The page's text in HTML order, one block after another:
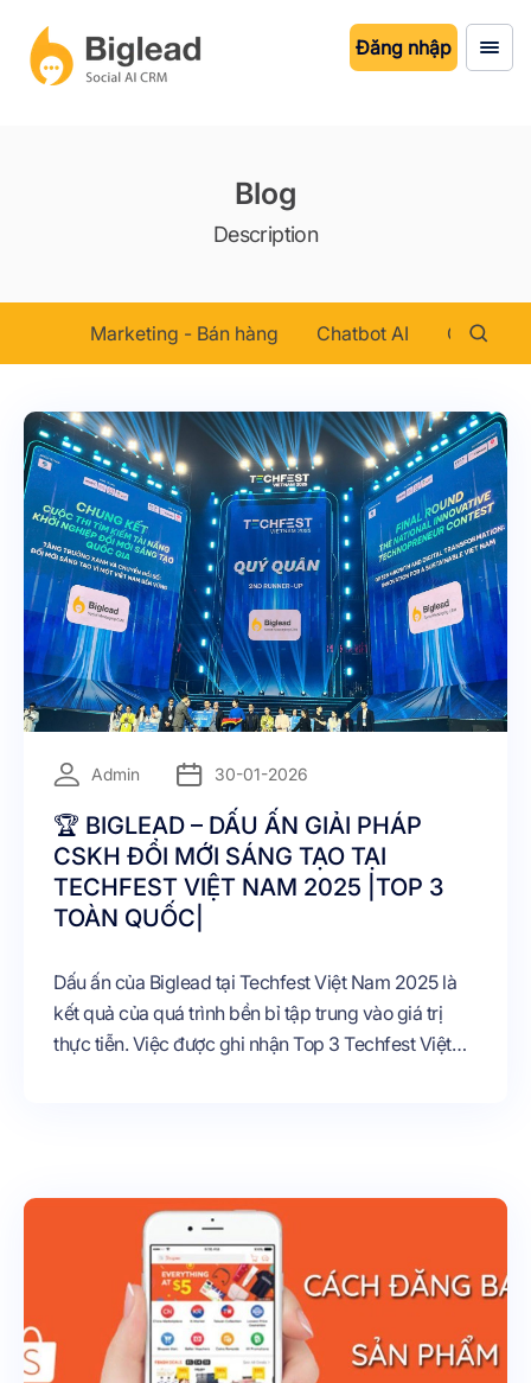
Đăng nhập
Blog
Description
Marketing - Bán hàng Chatbot AI Chăm
Admin 30-01-2026
🏆 BIGLEAD – DẤU ẤN GIẢI PHÁP
CSKH ĐỔI MỚI SÁNG TẠO TẠI
TECHFEST VIỆT NAM 2025 |TOP 3
TOÀN QUỐC|
Dấu ấn của Biglead tại Techfest Việt Nam 2025 là
kết quả của quá trình bền bỉ tập trung vào giá trị
thực tiễn. Việc được ghi nhận Top 3 Techfest Việt
đổi mới sáng tạo, tạo dấu ấn mạnh mẽ tại Techfest
Việt Nam 2025.